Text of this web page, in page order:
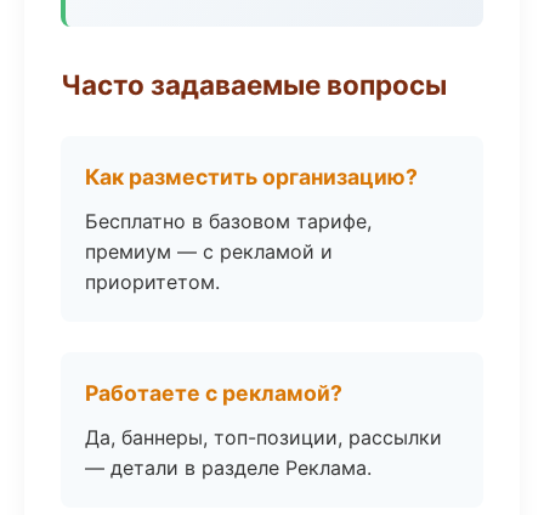
Часто задаваемые вопросы
Как разместить организацию?
Бесплатно в базовом тарифе,
премиум — с рекламой и
приоритетом.
Работаете с рекламой?
Да, баннеры, топ-позиции, рассылки
— детали в разделе Реклама.